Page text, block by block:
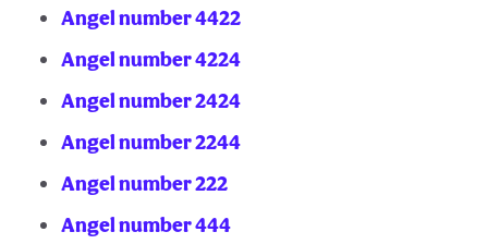
Angel number 4422
Angel number 4224
Angel number 2424
Angel number 2244
Angel number 222
Angel number 444